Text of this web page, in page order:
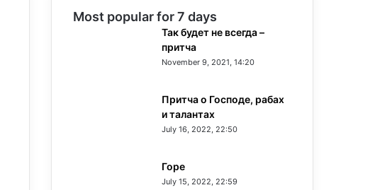
Most popular for 7 days
Так будет не всегда –
притча
November 9, 2021, 14:20
Притча о Господе, рабах
и талантах
July 16, 2022, 22:50
Горе
July 15, 2022, 22:59